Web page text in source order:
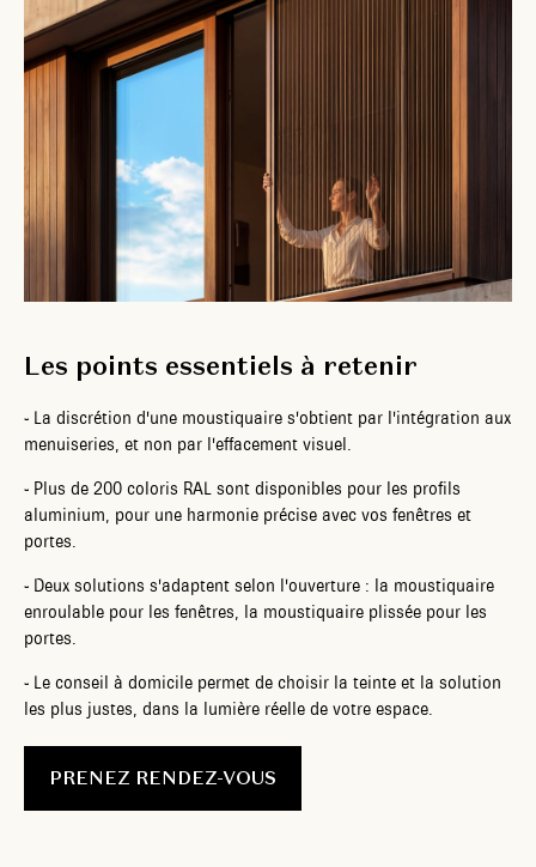
Les points essentiels à retenir
- La discrétion d'une moustiquaire s'obtient par l'intégration aux
menuiseries, et non par l'effacement visuel.
- Plus de 200 coloris RAL sont disponibles pour les profils
aluminium, pour une harmonie précise avec vos fenêtres et
portes.
- Deux solutions s'adaptent selon l'ouverture : la moustiquaire
enroulable pour les fenêtres, la moustiquaire plissée pour les
portes.
- Le conseil à domicile permet de choisir la teinte et la solution
les plus justes, dans la lumière réelle de votre espace.
PRENEZ RENDEZ-VOUS